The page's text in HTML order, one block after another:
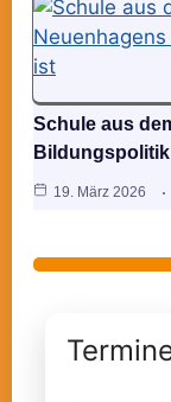
Schule aus
19. März 2026